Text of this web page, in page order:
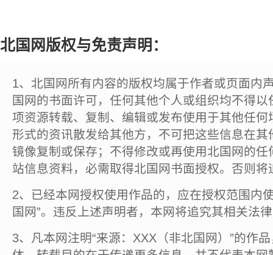
北国网版权与免责声明：
1、北国网所有内容的版权均属于作者或页面内
国网的书面许可，任何其他个人或组织均不得
项资源转载、复制、编辑或发布使用于其他任
形式的资讯散发给其他方，不可把这些信息在
镜像复制或保存；不得修改或再使用北国网的
站信息资料，必需取得北国网书面授权。否则将
2、已经本网授权使用作品的，应在授权范围内
国网”。违反上述声明者，本网将追究其相关法
3、凡本网注明“来源：XXX（非北国网）”的作